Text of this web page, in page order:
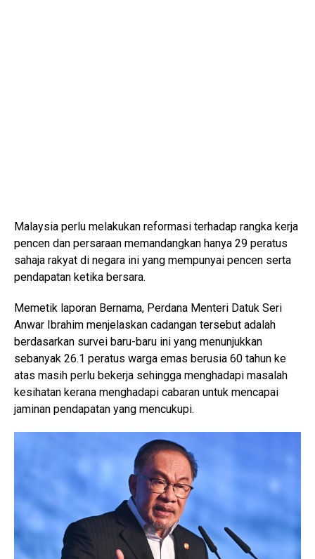
Malaysia perlu melakukan reformasi terhadap rangka kerja
pencen dan persaraan memandangkan hanya 29 peratus
sahaja rakyat di negara ini yang mempunyai pencen serta
pendapatan ketika bersara.
Memetik laporan Bernama, Perdana Menteri Datuk Seri
Anwar Ibrahim menjelaskan cadangan tersebut adalah
berdasarkan survei baru-baru ini yang menunjukkan
sebanyak 26.1 peratus warga emas berusia 60 tahun ke
atas masih perlu bekerja sehingga menghadapi masalah
kesihatan kerana menghadapi cabaran untuk mencapai
jaminan pendapatan yang mencukupi.